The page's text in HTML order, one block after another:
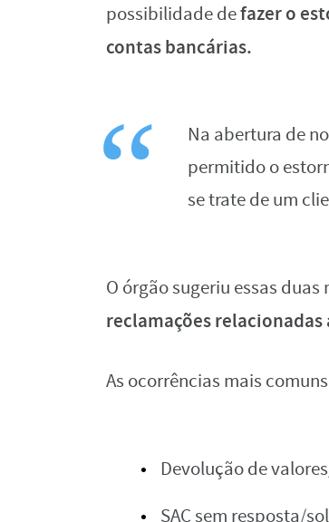
possibilidade defazer o
contas bancárias.
Na abertura de
permitido o
se trate de um
O órgão sugeriu essas
reclamações relacionadas
As ocorrências mais
Devolução de
SAC sem resposta/